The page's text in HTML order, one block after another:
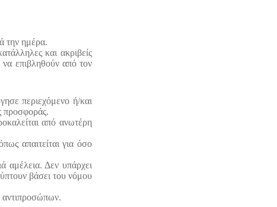
την ημέρα.
και ακριβείς
επιβληθούν από τον
περιεχόμενο ή/και
προσφοράς.
από ανωτέρη
απαιτείται για όσο
αμέλεια. Δεν υπάρχει
βάσει του νόμου
αντιπροσώπων.